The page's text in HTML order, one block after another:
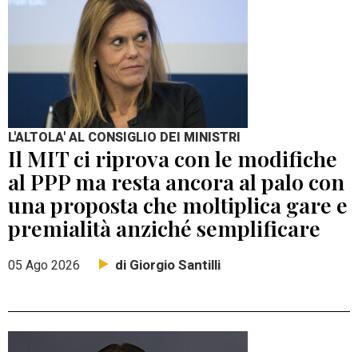
L'ALTOLA' AL CONSIGLIO DEI MINISTRI
Il MIT ci riprova con le modifiche
al PPP ma resta ancora al palo con
una proposta che moltiplica gare e
premialità anziché semplificare
05 Ago 2026 di Giorgio Santilli